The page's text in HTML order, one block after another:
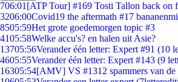
706:01 [ATP Tour] #169 Tosti Tallon back on
3206:00Covid19 the aftermath #17
8505:59Het grote goedemorgen topic #3
4105:58Welke accu's? en halen uit Asie?
13705:56Verander één letter: Expert #91 (10
4605:55Verander één letter: Expert #143 (9
16305:54[AMV] VS #1312 spammers van de